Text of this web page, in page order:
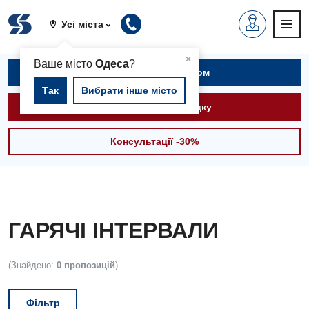
Усі міста
×
Ваше містоОдеса?
Так Вибрати інше місто
Записатися на прийом
Викликати швидку
Консультації -30%
ГАРЯЧІ ІНТЕРВАЛИ
(Знайдено: 0 пропозицій)
Фільтр